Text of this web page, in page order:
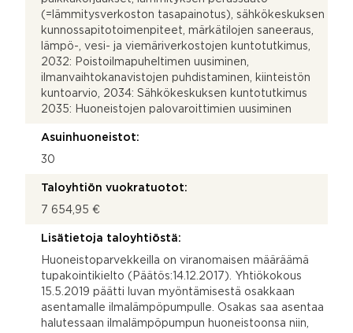
(=lämmitysverkoston tasapainotus), sähkökeskuksen
kunnossapitotoimenpiteet, märkätilojen saneeraus,
lämpö-, vesi- ja viemäriverkostojen kuntotutkimus,
2032: Poistoilmapuheltimen uusiminen,
ilmanvaihtokanavistojen puhdistaminen, kiinteistön
kuntoarvio, 2034: Sähkökeskuksen kuntotutkimus
2035: Huoneistojen palovaroittimien uusiminen
Asuinhuoneistot:
30
Taloyhtiön vuokratuotot:
7 654,95 €
Lisätietoja taloyhtiöstä:
Huoneistoparvekkeilla on viranomaisen määräämä
tupakointikielto (Päätös:14.12.2017). Yhtiökokous
15.5.2019 päätti luvan myöntämisestä osakkaan
asentamalle ilmalämpöpumpulle. Osakas saa asentaa
halutessaan ilmalämpöpumpun huoneistoonsa niin,